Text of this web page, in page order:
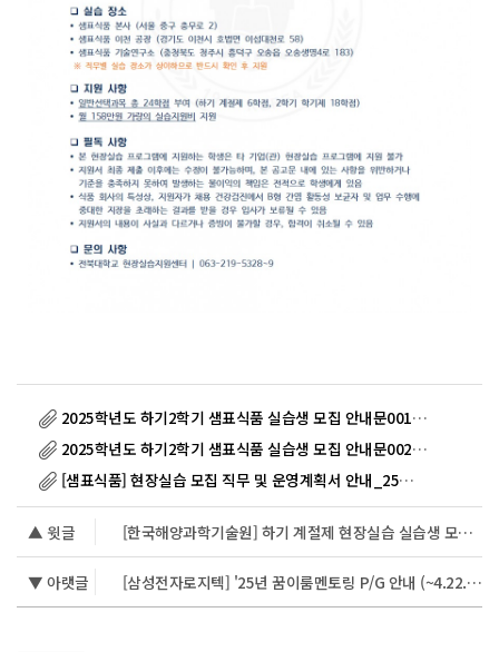
2025학년도 하기2학기 샘표식품 실습생 모집 안내문001.jpg
2025학년도 하기2학기 샘표식품 실습생 모집 안내문002.jpg
[샘표식품] 현장실습 모집 직무 및 운영계획서 안내_25년 하반기_공유용.pdf
▲ 윗글 [한국해양과학기술원] 하기 계절제 현장실습 실습생 모집 안내 (~5.14.(수) 마감)
▼ 아랫글 [삼성전자로지텍] '25년 꿈이룸멘토링 P/G 안내 (~4.22. 연장)